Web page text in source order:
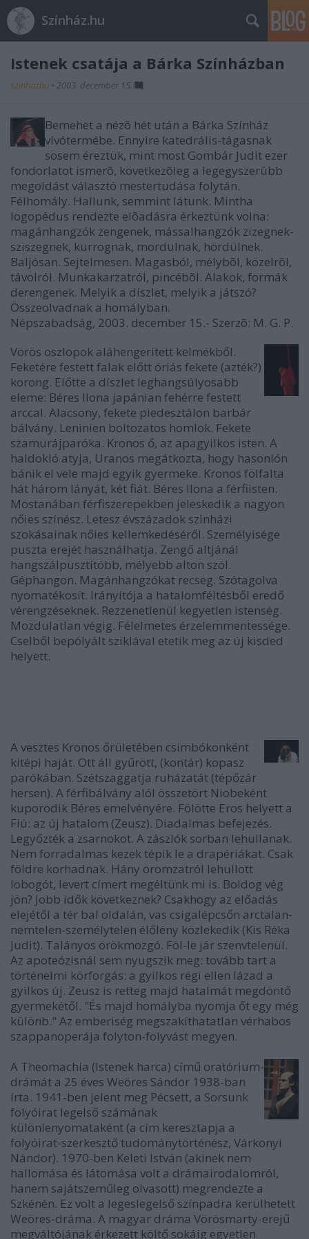
Színház.hu
Istenek csatája a Bárka Színházban
szinhazhu • 2003. december 15.
Bemehet a nézõ hét után a Bárka Színház
vívótermébe. Ennyire katedrális-tágasnak
sosem éreztük, mint most Gombár Judit ezer
fondorlatot ismerõ, következõleg a legegyszerûbb
megoldást választó mestertudása folytán.
Félhomály. Hallunk, semmint látunk. Mintha
logopédus rendezte elõadásra érkeztünk volna:
magánhangzók zengenek, mássalhangzók zizegnek-
sziszegnek, kurrognak, mordulnak, hördülnek.
Baljósan. Sejtelmesen. Magasból, mélybõl, közelrõl,
távolról. Munkakarzatról, pincébõl. Alakok, formák
derengenek. Melyik a díszlet, melyik a játszó?
Összeolvadnak a homályban.
Népszabadság, 2003. december 15.- Szerzõ: M. G. P.
Vörös oszlopok aláhengerített kelmékből.
Feketére festett falak előtt óriás fekete (azték?)
korong. Előtte a díszlet leghangsúlyosabb
eleme: Béres Ilona japánian fehérre festett
arccal. Alacsony, fekete piedesztálon barbár
bálvány. Leninien boltozatos homlok. Fekete
szamurájparóka. Kronos ő, az apagyilkos isten. A
haldokló atyja, Uranos megátkozta, hogy hasonlón
bánik el vele majd egyik gyermeke. Kronos fölfalta
hát három lányát, két fiát. Béres Ilona a férfiisten.
Mostanában férfiszerepekben jeleskedik a nagyon
nőies színész. Letesz évszázadok színházi
szokásainak nőies kellemkedéséről. Személyisége
puszta erejét használhatja. Zengő altjánál
hangszálpusztítóbb, mélyebb alton szól.
Géphangon. Magánhangzókat recseg. Szótagolva
nyomatékosít. Irányítója a hatalomféltésből eredő
vérengzéseknek. Rezzenetlenül kegyetlen istenség.
Mozdulatlan végig. Félelmetes érzelemmentessége.
Cselből bepólyált sziklával etetik meg az új kisded
helyett.
A vesztes Kronos őrületében csimbókonként
kitépi haját. Ott áll gyűrött, (kontár) kopasz
parókában. Szétszaggatja ruházatát (tépőzár
hersen). A férfibálvány alól összetört Niobeként
kuporodik Béres emelvényére. Fölötte Eros helyett a
Fiú: az új hatalom (Zeusz). Diadalmas befejezés.
Legyőzték a zsarnokot. A zászlók sorban lehullanak.
Nem forradalmas kezek tépik le a drapériákat. Csak
földre korhadnak. Hány oromzatról lehullott
lobogót, levert címert megéltünk mi is. Boldog vég
jön? Jobb idők következnek? Csakhogy az előadás
elejétől a tér bal oldalán, vas csigalépcsőn arctalan-
nemtelen-személytelen élőlény közlekedik (Kis Réka
Judit). Talányos örökmozgó. Föl-le jár szenvtelenül.
Az apoteózisnál sem nyugszik meg: tovább tart a
történelmi körforgás: a gyilkos régi ellen lázad a
gyilkos új. Zeusz is retteg majd hatalmát megdöntő
gyermekétől. "És majd homályba nyomja őt egy még
különb." Az emberiség megszakíthatatlan vérhabos
szappanoperája folyton-folyvást megyen.
A Theomachia (Istenek harca) című oratórium-
drámát a 25 éves Weöres Sándor 1938-ban
írta. 1941-ben jelent meg Pécsett, a Sorsunk
folyóirat legelső számának
különlenyomataként (a cím keresztapja a
folyóirat-szerkesztő tudománytörténész, Várkonyi
Nándor). 1970-ben Keleti István (akinek nem
hallomása és látomása volt a drámairodalomról,
hanem sajátszeműleg olvasott) megrendezte a
Szkénén. Ez volt a legeslegelső színpadra kerülhetett
Weöres-dráma. A magyar dráma Vörösmarty-erejű
megváltójának érkezett költő sokáig egyetlen